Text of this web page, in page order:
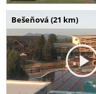
Bešeňová (21 km)